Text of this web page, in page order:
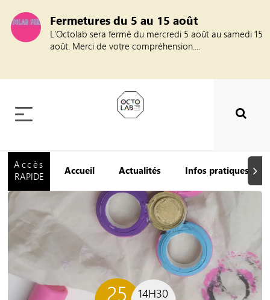
Fermetures du 5 au 15 août
L’Octolab sera fermé du mercredi 5 août au samedi 15
août. Merci de votre compréhension....
Accès
RAPIDE
Accueil Actualités Infos pratiques
25
14H30